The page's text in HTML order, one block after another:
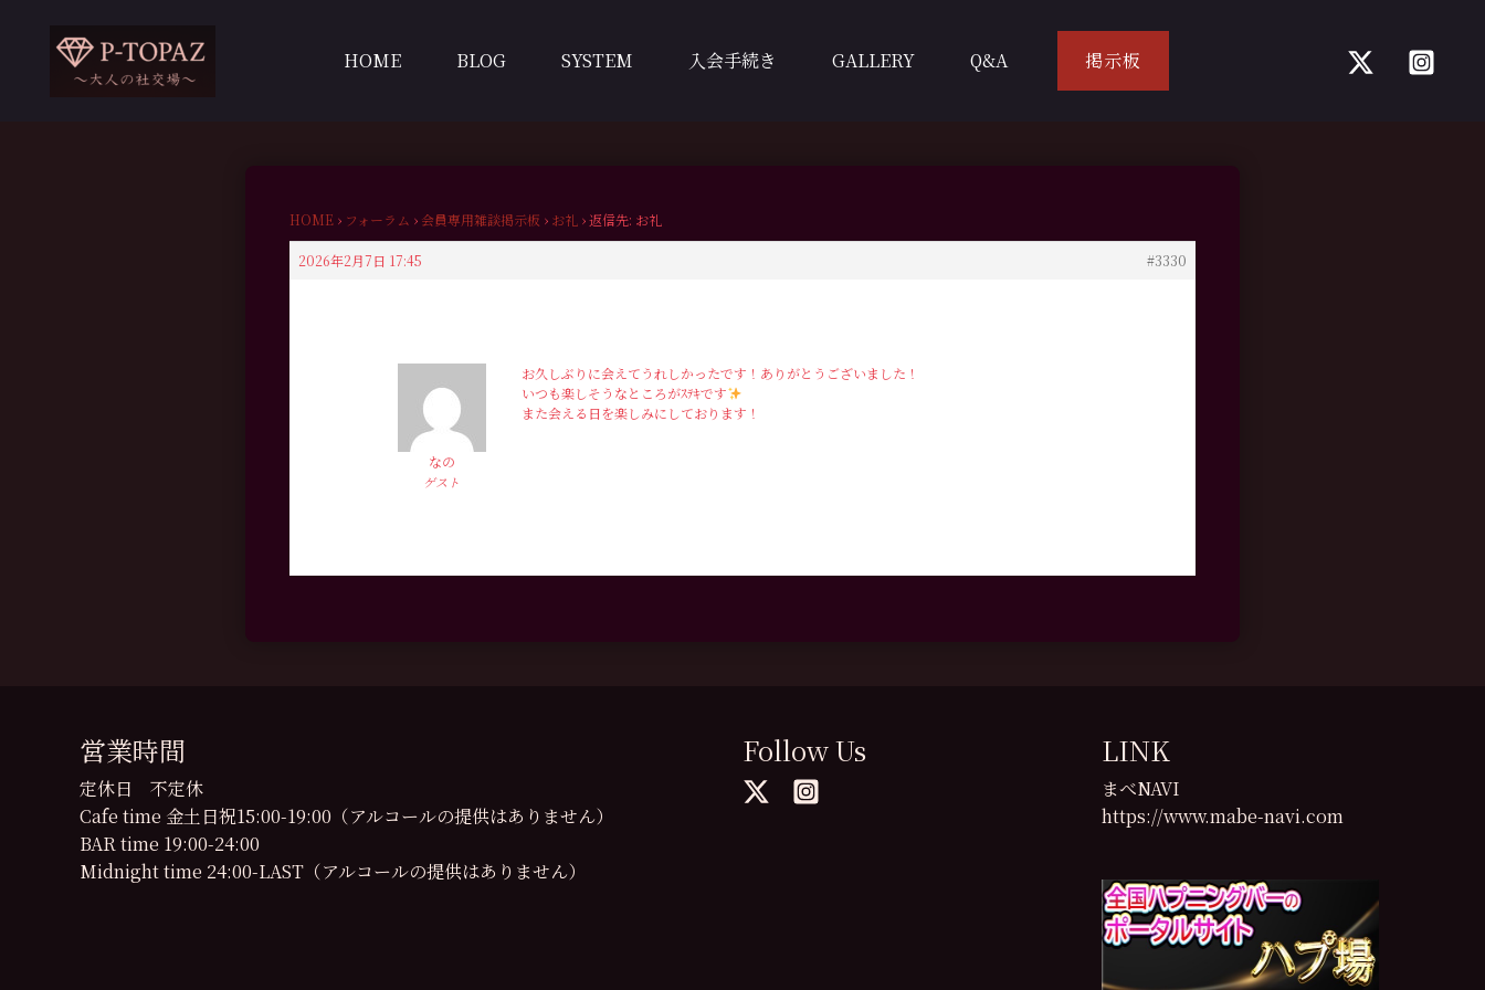
HOME BLOG SYSTEM 入会手続き GALLERY Q&A 掲示板
HOME › フォーラム › 会員専用雑談掲示板 › お礼 ›返信先: お礼
2026年2月7日 17:45 #3330
なの
ゲスト
お久しぶりに会えてうれしかったです！ありがとうございました！
いつも楽しそうなところがｽﾃｷです
また会える日を楽しみにしております！
営業時間
定休日 不定休
Cafe time 金土日祝15:00-19:00（アルコールの提供はありません）
BAR time 19:00-24:00
Midnight time 24:00-LAST（アルコールの提供はありません）
Follow Us LINK
まべNAVI
https://www.mabe-navi.com